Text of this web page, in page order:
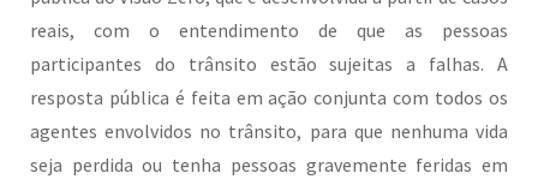
reais, com o entendimento de que as pessoas
participantes do trânsito estão sujeitas a falhas. A
resposta pública é feita em ação conjunta com todos os
agentes envolvidos no trânsito, para que nenhuma vida
seja perdida ou tenha pessoas gravemente feridas em